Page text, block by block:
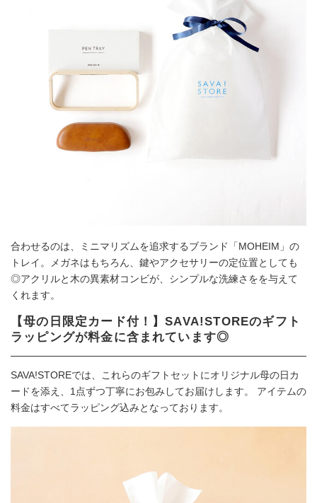
合わせるのは、ミニマリズムを追求するブランド「MOHEIM」の
トレイ。メガネはもちろん、鍵やアクセサリーの定位置としても
◎アクリルと木の異素材コンビが、シンプルな洗練さをを与えて
くれます。
【母の日限定カード付！】SAVA!STOREのギフト
ラッピングが料金に含まれています◎
SAVA!STOREでは、これらのギフトセットにオリジナル母の日カ
ードを添え、1点ずつ丁寧にお包みしてお届けします。 アイテムの
料金はすべてラッピング込みとなっております。